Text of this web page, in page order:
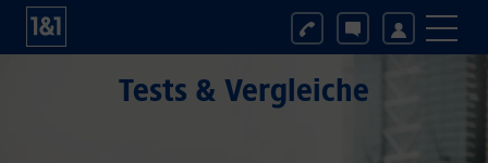
Tests & Vergleiche